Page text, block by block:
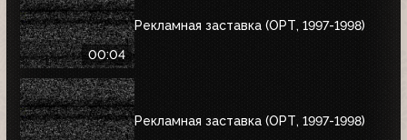
00:04
Рекламная заставка (ОРТ, 1997-1998)
Рекламная заставка (ОРТ, 1997-1998)